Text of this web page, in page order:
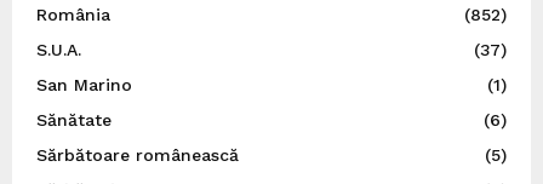
România
(852)
S.U.A.
(37)
San Marino
(1)
Sănătate
(6)
Sărbătoare românească
(5)